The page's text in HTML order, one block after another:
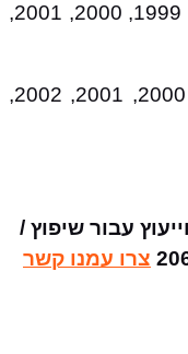
פיג’ו 206 שלוש דלתות שנות ייצור: 1999, 2000, 2001,
פיג’ו 206 GTI שנות ייצור: 1999, 2000, 2001, 2002,
עבור שיפוץ /
צרו עמנו קשר